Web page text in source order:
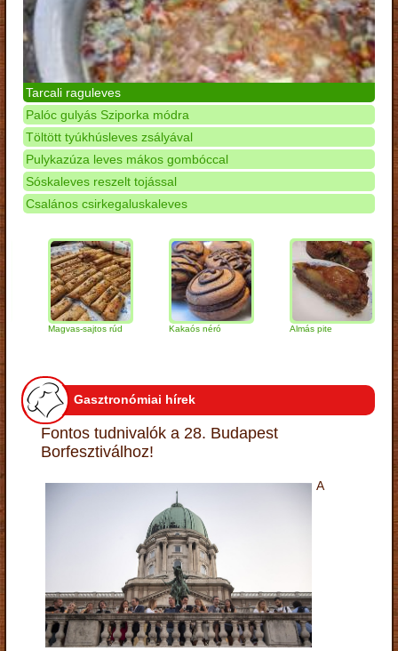
Tarcali raguleves
Palóc gulyás Sziporka módra
Töltött tyúkhúsleves zsályával
Pulykazúza leves mákos gombóccal
Sóskaleves reszelt tojással
Csalános csirkegaluskaleves
Magvas-sajtos rúd Kakaós néró Almás pite
Gasztronómiai hírek
Fontos tudnivalók a 28. Budapest
Borfesztiválhoz!
A